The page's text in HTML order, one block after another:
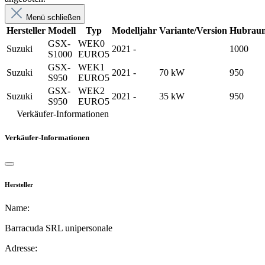
Menü schließen
Hersteller Modell Typ Modelljahr Variante/Version
Suzuki
GSX-
S1000
WEK0
EURO5
2021 - 1000
Suzuki
GSX-
S950
WEK1
EURO5
2021 - 70 kW 950
Suzuki
GSX-
S950
WEK2
EURO5
2021 - 35 kW
950
Verkäufer-Informationen
Verkäufer-Informationen
Hersteller
Name:
Barracuda SRL unipersonale
Adresse: